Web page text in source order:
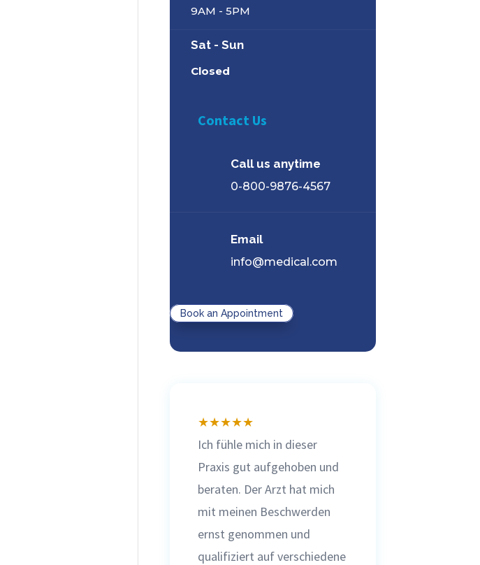
9AM - 5PM
Sat - Sun
Closed
Contact Us
Call us anytime
0-800-9876-4567
Email
info@medical.com
Book an Appointment
★★★★★
Ich fühle mich in dieser
Praxis gut aufgehoben und
beraten. Der Arzt hat mich
mit meinen Beschwerden
ernst genommen und
qualifiziert auf verschiedene